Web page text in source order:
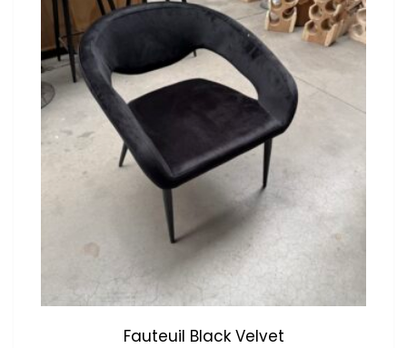
Fauteuil Black Velvet